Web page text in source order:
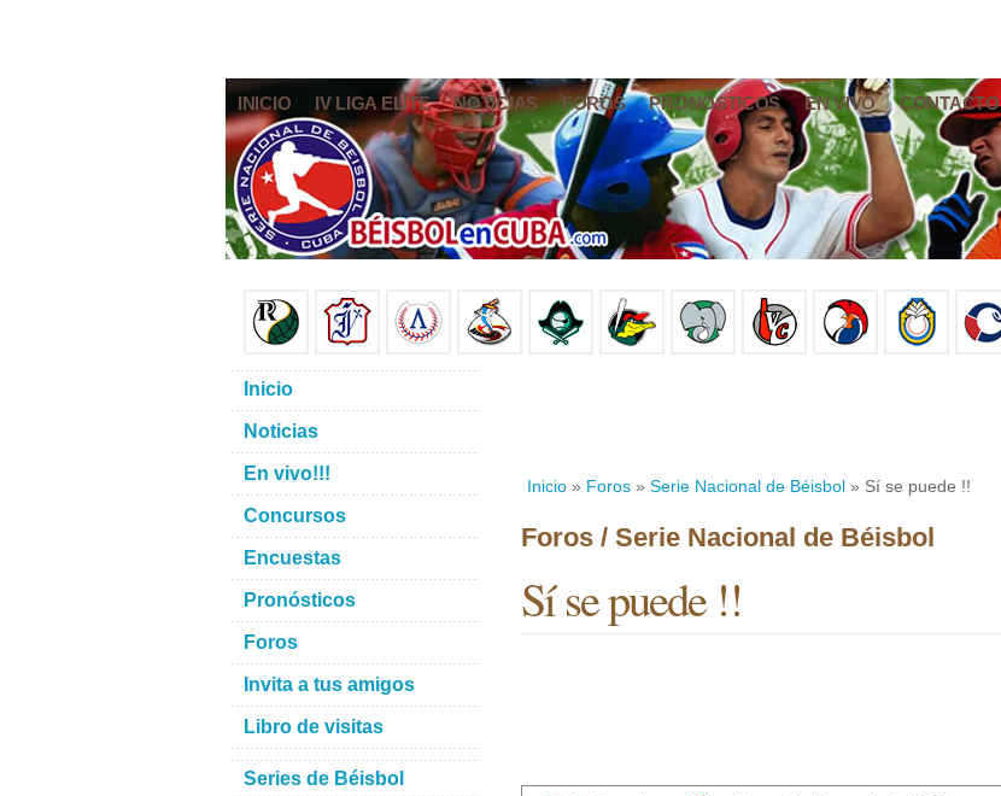
INICIO IV LIGA ELITE NOTICIAS FOROS PRONÓSTICOS EN VIVO CONTACTO
Inicio » Foros » Serie Nacional de Béisbol » Sí se puede !!
Foros / Serie Nacional de Béisbol
Sí se puede !!
Inicio
Noticias
En vivo!!!
Concursos
Encuestas
Pronósticos
Foros
Invita a tus amigos
Libro de visitas
Series de Béisbol